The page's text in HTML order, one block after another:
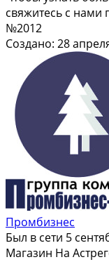
свяжитесь с нами
№2012
Создано: 28
Промбизнес
Был в сети 5
Магазин На